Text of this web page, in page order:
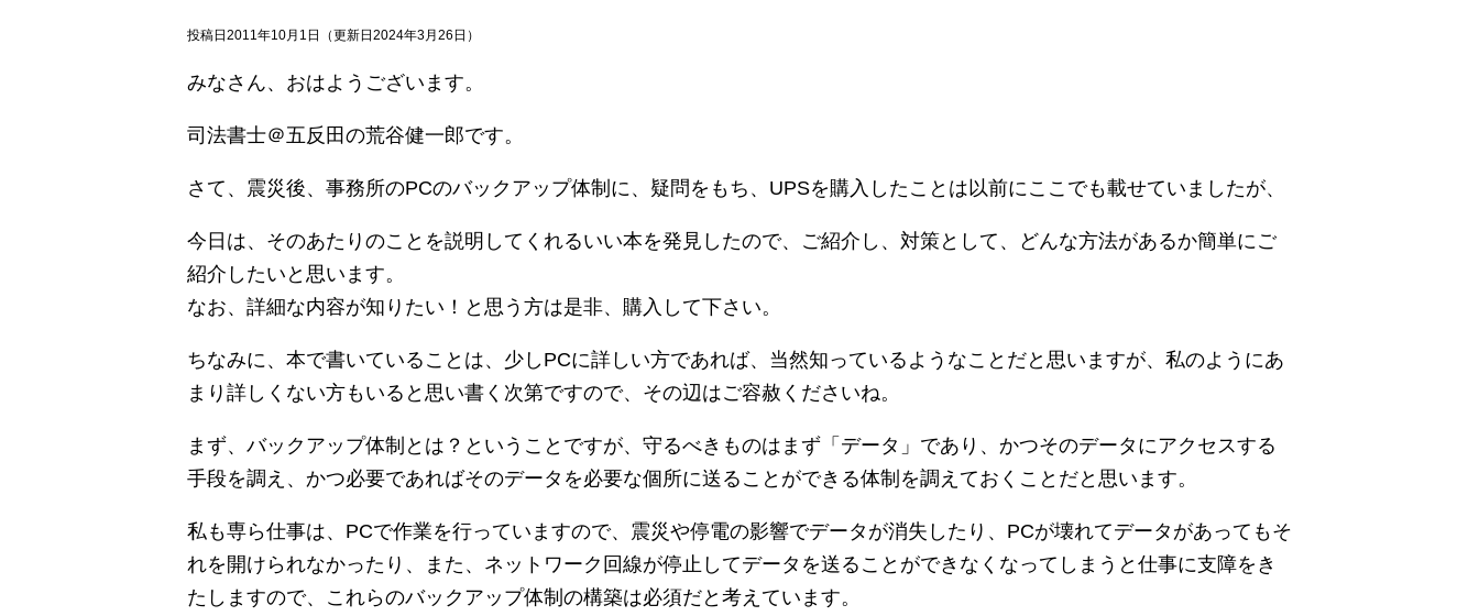
投稿日2011年10月1日 （更新日2024年3月26日）
みなさん、おはようございます。
司法書士＠五反田の荒谷健一郎です。
さて、震災後、事務所のPCのバックアップ体制に、疑問をもち、UPSを購入したことは以前にここでも載せていましたが、
今日は、そのあたりのことを説明してくれるいい本を発見したので、ご紹介し、対策として、どんな方法があるか簡単にご
紹介したいと思います。
なお、詳細な内容が知りたい！と思う方は是非、購入して下さい。
ちなみに、本で書いていることは、少しPCに詳しい方であれば、当然知っているようなことだと思いますが、私のようにあ
まり詳しくない方もいると思い書く次第ですので、その辺はご容赦くださいね。
まず、バックアップ体制とは？ということですが、守るべきものはまず「データ」であり、かつそのデータにアクセスする
手段を調え、かつ必要であればそのデータを必要な個所に送ることができる体制を調えておくことだと思います。
私も専ら仕事は、PCで作業を行っていますので、震災や停電の影響でデータが消失したり、PCが壊れてデータがあってもそ
れを開けられなかったり、また、ネットワーク回線が停止してデータを送ることができなくなってしまうと仕事に支障をき
たしますので、これらのバックアップ体制の構築は必須だと考えています。